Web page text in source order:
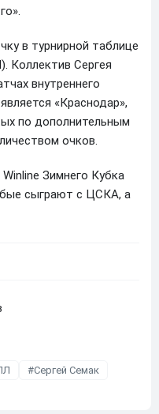
в турнирной таблице
Коллектив Сергея
внутреннего
«Краснодар»,
по дополнительным
очков.
Зимнего Кубка
сыграют с ЦСКА, а
Сергей Семак